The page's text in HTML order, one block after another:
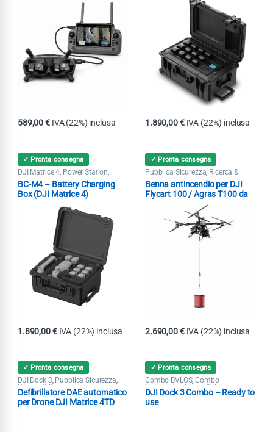
589,00€ IVA (22%) inclusa 1.890,00€ IVA (22%) inclusa
✓ Pronta consegna
DJI Matrice 4, Power Station,
Pubblica Sicurezza Ricerca &
Soccorso
BC-M4 – Battery Charging
Box (DJI Matrice 4)
1.890,00€ IVA (22%) inclusa
✓ Pronta consegna
Pubblica Sicurezza, Ricerca &
Soccorso
Benna antincendio per DJI
Flycart 100 / Agras T100 da
2.690,00€ IVA (22%) inclusa
✓ Pronta consegna
DJI Dock 3, Pubblica Sicurezza,
Ricerca & Soccorso
Defibrillatore DAE automatico
per Drone DJI Matrice 4TD
✓ Pronta consegna
Combo BVLOS,Combo
Videosorveglianza & Ricerca
Dispersi,DJI Dock 3,Matrice 4D /
4DT,
DJI Dock 3 Combo – Ready to
use